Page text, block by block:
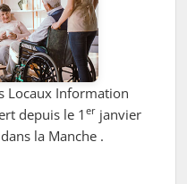
Locaux Information
depuis le 1 er janvier
dans la Manche .